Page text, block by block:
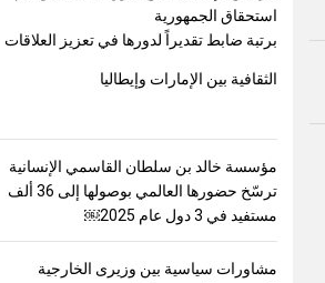
استحقاق الجمهورية
برتبة ضابط تقديراً لدورها في تعزيز العلاقات
الثقافية بين الإمارات وإيطاليا
مؤسسة خالد بن سلطان القاسمي الإنسانية
ترسّخ حضورها العالمي بوصولها إلى 36 ألف
مستفيد في 3 دول عام 2025￼
مشاورات سياسية بين وزيرى الخارجية